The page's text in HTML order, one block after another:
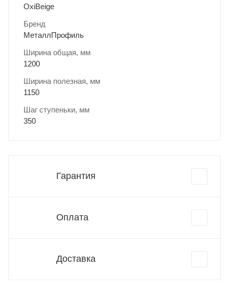
OxiBeige
Бренд
МеталлПрофиль
Ширина общая, мм
1200
Ширина полезная, мм
1150
Шаг ступеньки, мм
350
Гарантия
Оплата
Доставка